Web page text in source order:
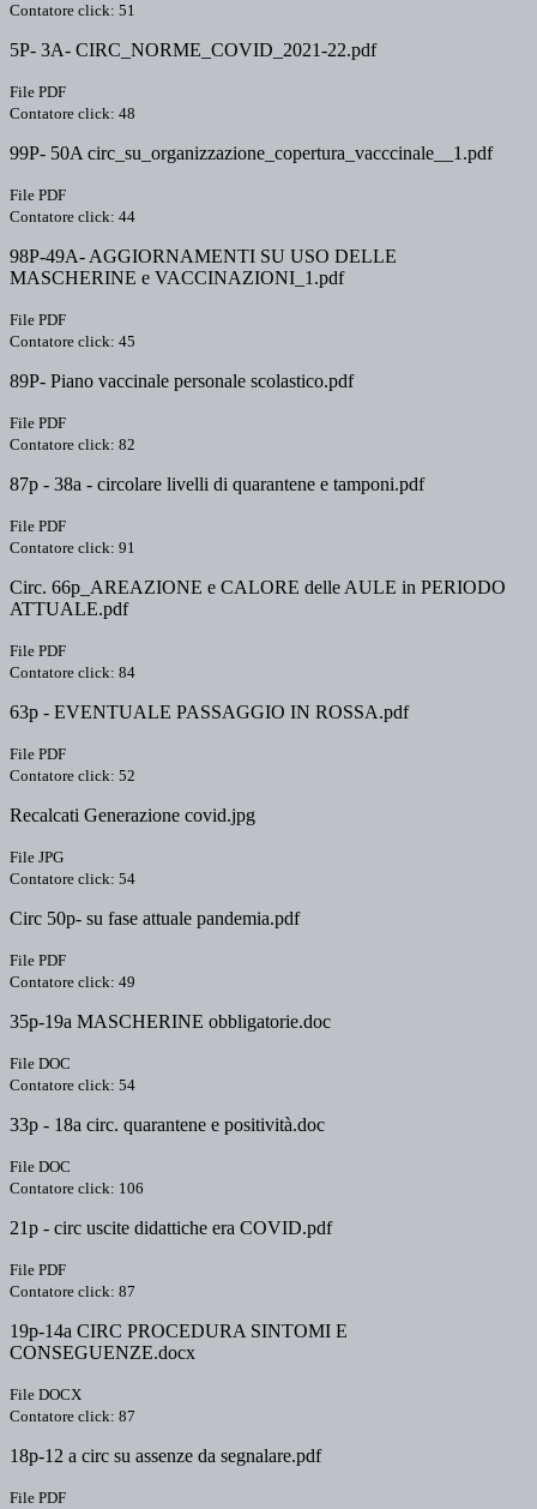
Contatore click: 51
5P- 3A- CIRC_NORME_COVID_2021-22.pdf
File PDF
Contatore click: 48
99P- 50A circ_su_organizzazione_copertura_vacccinale__1.pdf
File PDF
Contatore click: 44
98P-49A- AGGIORNAMENTI SU USO DELLE
MASCHERINE e VACCINAZIONI_1.pdf
File PDF
Contatore click: 45
89P- Piano vaccinale personale scolastico.pdf
File PDF
Contatore click: 82
87p - 38a - circolare livelli di quarantene e tamponi.pdf
File PDF
Contatore click: 91
Circ. 66p_AREAZIONE e CALORE delle AULE in PERIODO
ATTUALE.pdf
File PDF
Contatore click: 84
63p - EVENTUALE PASSAGGIO IN ROSSA.pdf
File PDF
Contatore click: 52
Recalcati Generazione covid.jpg
File JPG
Contatore click: 54
Circ 50p- su fase attuale pandemia.pdf
File PDF
Contatore click: 49
35p-19a MASCHERINE obbligatorie.doc
File DOC
Contatore click: 54
33p - 18a circ. quarantene e positività.doc
File DOC
Contatore click: 106
21p - circ uscite didattiche era COVID.pdf
File PDF
Contatore click: 87
19p-14a CIRC PROCEDURA SINTOMI E
CONSEGUENZE.docx
File DOCX
Contatore click: 87
18p-12 a circ su assenze da segnalare.pdf
File PDF